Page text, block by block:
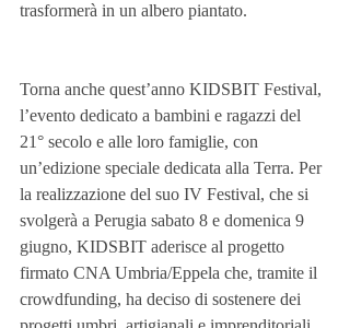
trasformerà in un albero piantato.
Torna anche quest’anno KIDSBIT Festival,
l’evento dedicato a bambini e ragazzi del
21° secolo e alle loro famiglie, con
un’edizione speciale dedicata alla Terra. Per
la realizzazione del suo IV Festival, che si
svolgerà a Perugia sabato 8 e domenica 9
giugno, KIDSBIT aderisce al progetto
firmato CNA Umbria/Eppela che, tramite il
crowdfunding, ha deciso di sostenere dei